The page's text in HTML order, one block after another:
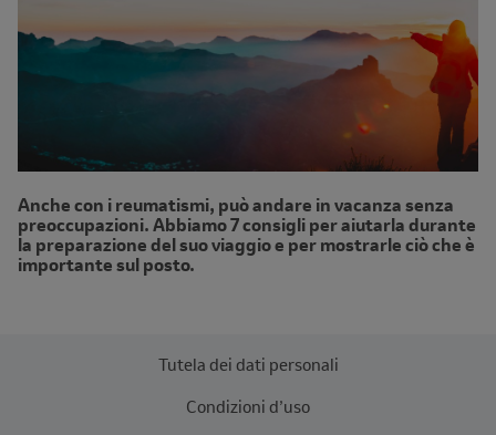
Anche con i reumatismi, può andare in vacanza senza
preoccupazioni. Abbiamo 7 consigli per aiutarla durante
la preparazione del suo viaggio e per mostrarle ciò che è
importante sul posto.
Tutela dei dati personali
Condizioni d’uso